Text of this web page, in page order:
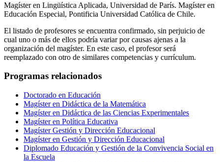
Magíster en Lingüística Aplicada, Universidad de París. Magíster en
Educación Especial, Pontificia Universidad Católica de Chile.
El listado de profesores se encuentra confirmado, sin perjuicio de
cual uno o más de ellos podría variar por causas ajenas a la
organización del magíster. En este caso, el profesor será
reemplazado con otro de similares competencias y currículum.
Programas relacionados
Doctorado en Educación
Magíster en Didáctica de la Matemática
Magíster en Didáctica de las Ciencias Experimentales
Magíster en Política Educativa
Magíster Gestión y Dirección Educacional
Magíster en Gestión y Dirección Educacional
Diplomado Educación y Gestión de la Convivencia Social en
la Escuela